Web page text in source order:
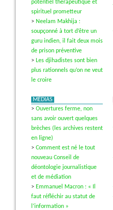
potentiel thérapeutique et
spirituel prometteur
> Neelam Makhija :
soupçonné à tort d’être un
guru indien, il fait deux mois
de prison préventive
> Les djihadistes sont bien
plus rationnels qu’on ne veut
le croire
MÉDIAS
> Ouvertures ferme, non
sans avoir ouvert quelques
brèches (les archives restent
en ligne)
> Comment est né le tout
nouveau Conseil de
déontologie journalistique
et de médiation
> Emmanuel Macron : « Il
faut réfléchir au statut de
l’information »